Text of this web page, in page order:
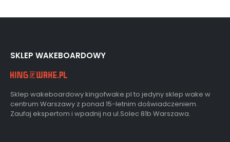
SKLEP WAKEBOARDOWY
Sklep wakeboardowy kingofwake.pl to jedyny sklep wake w
centrum Warszawy z ponad 15-letnim doświadczeniem.
Zaufaj ekspertom i wpadnij na ul.Solec 81b Warszawa.